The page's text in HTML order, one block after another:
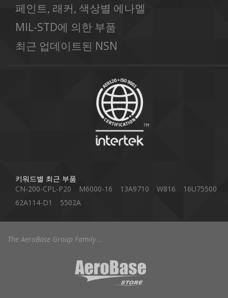
페인트, 래커, 색상별 에나멜
MIL-STD에 의한 부품
최근 업데이트된 NSN
키워드별 최근 부품
CN-200-CPL-P20
M6000-16 13A9710 W816
16U75500
62A114-D1
5502A
The AeroBase Group Family ..